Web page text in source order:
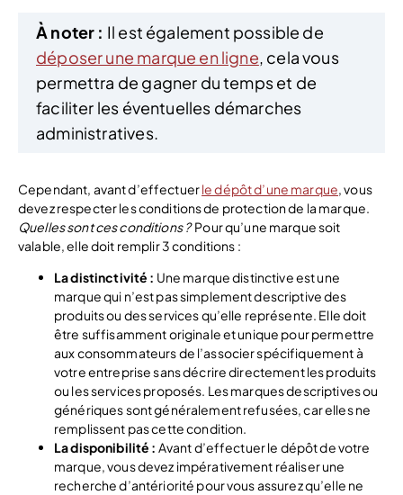
À noter : Il est également possible de
déposer une marque en ligne, cela vous
permettra de gagner du temps et de
faciliter les éventuelles démarches
administratives.
Cependant, avant d’effectuerle dépôt d’une marque, vous
devez respecter les conditions de protection de la marque.
Quelles sont ces conditions ? Pour qu’une marque soit
valable, elle doit remplir 3 conditions :
La distinctivité : Une marque distinctive est une
marque qui n’est pas simplement descriptive des
produits ou des services qu’elle représente. Elle doit
être suffisamment originale et unique pour permettre
aux consommateurs de l’associer spécifiquement à
votre entreprise sans décrire directement les produits
ou les services proposés. Les marques descriptives ou
génériques sont généralement refusées, car elles ne
remplissent pas cette condition.
La disponibilité : Avant d’effectuer le dépôt de votre
marque, vous devez impérativement réaliser une
recherche d’antériorité pour vous assurez qu’elle ne